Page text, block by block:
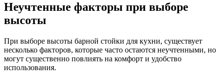
Неучтенные факторы при выборе
высоты
При выборе высоты барной стойки для кухни, существует
несколько факторов, которые часто остаются неучтенными, но
могут существенно повлиять на комфорт и удобство
использования.